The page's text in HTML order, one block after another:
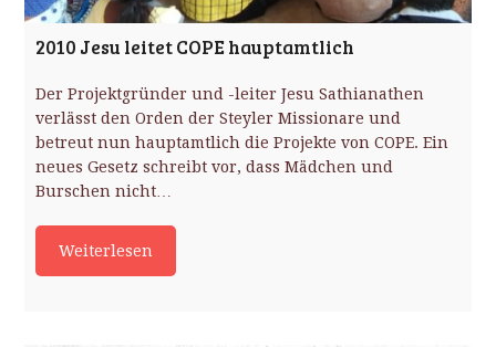
2010 Jesu leitet COPE hauptamtlich
Der Projektgründer und -leiter Jesu Sathianathen
verlässt den Orden der Steyler Missionare und
betreut nun hauptamtlich die Projekte von COPE. Ein
neues Gesetz schreibt vor, dass Mädchen und
Burschen nicht…
Weiterlesen